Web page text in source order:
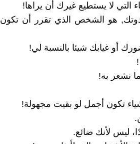
هو الشخص الذي تقرر أن تكون